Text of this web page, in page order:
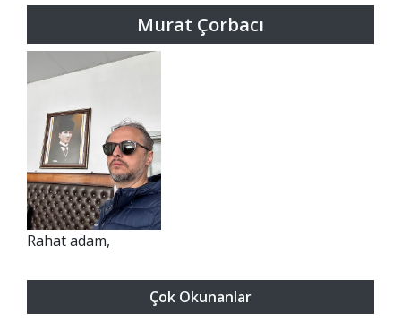
Murat Çorbacı
Rahat adam,
Çok Okunanlar